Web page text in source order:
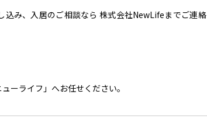
込み、入居のご相談なら 株式会社NewLifeまでご連絡
ーライフ」へお任せください。